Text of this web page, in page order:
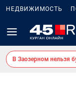
НЕДВИЖИМОСТЬ
В Заозерном нельзя